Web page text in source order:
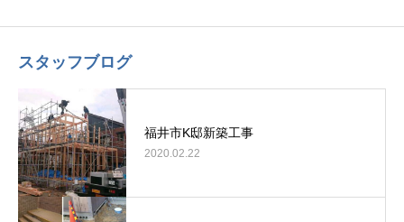
スタッフブログ
福井市K邸新築工事
2020.02.22